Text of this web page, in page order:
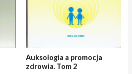
Auksologia a promocja
zdrowia. Tom 2